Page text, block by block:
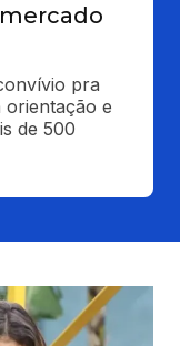
pra
e
de 500